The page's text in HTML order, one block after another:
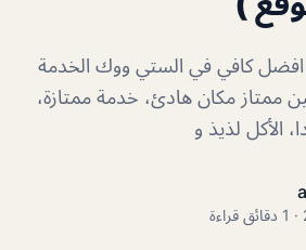
افضل كافي في الستي ووك الخدمة
ممتاز مكان هادئ، خدمة ممتازة،
الأكل لذيذ و